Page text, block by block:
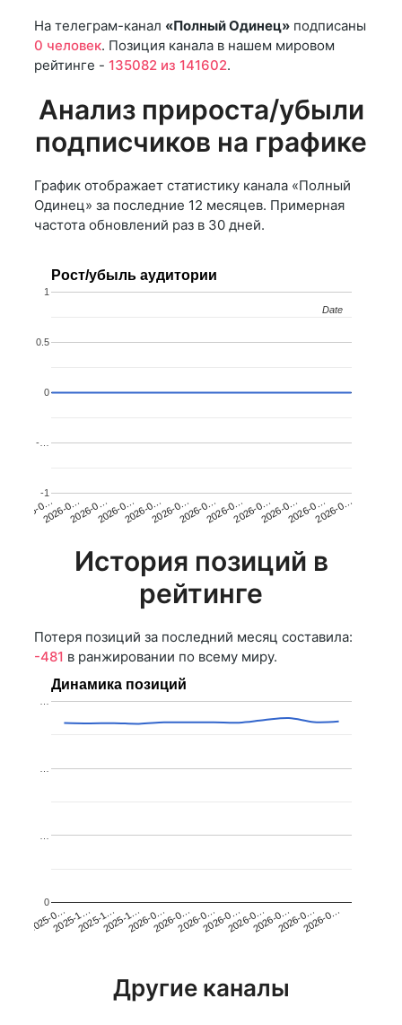
На телеграм-канал «Полный Одинец» подписаны
0 человек. Позиция канала в нашем мировом
рейтинге - 135082 из 141602.
Анализ прироста/убыли
подписчиков на графике
График отображает статистику канала «Полный
Одинец» за последние 12 месяцев. Примерная
частота обновлений раз в 30 дней.
Рост/убыль аудитории
2026-0…2026-0…2026-0…2026-0…2026-0…2026-0…2026-0…2026-0…2026-0…2026-0…2026-0…2026-0…
-1
-…
0
0.5
1
Date
Date
История позиций в
рейтинге
Потеря позиций за последний месяц составила:
-481 в ранжировании по всему миру.
Динамика позиций
2025-0…2025-1…2025-1…2025-1…2026-0…2026-0…2026-0…2026-0…2026-0…2026-0…2026-0…2026-0…
0
…
…
Другие каналы